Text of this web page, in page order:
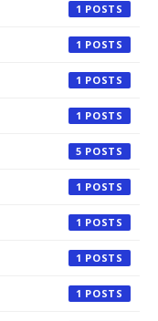
1
1
1
1
5
1
1
1
1